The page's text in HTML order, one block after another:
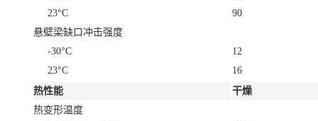
23°C
90
悬壁梁缺口冲击强度
-30°C
12
23°C
16
热性能
干燥
热变形温度